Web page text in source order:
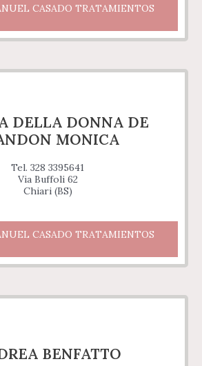
CASADO TRATAMIENTOS
DELLA DONNA DE
MONICA
Tel. 328 3395641
Via Buffoli 62
Chiari (BS)
CASADO TRATAMIENTOS
BENFATTO